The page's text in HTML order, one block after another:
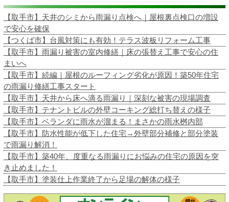
【取手市】天井のシミから雨漏り点検へ｜屋根裏点検口の増設
で安心を確保
【つくば市】台風対策にも有効！テラス波板リフォーム工事
【取手市】雨漏り被害の室内修繕｜床の張替え工事で安心の住
まいへ
【取手市】続編｜屋根のルーフィング劣化が原因！築50年住宅
の雨漏り修繕工事スタート
【取手市】天井から床へ滴る雨漏り｜深刻な被害の現場調査
【取手市】テナントビルの外壁コーキング総打ち替えの様子
【取手市】ベランダに雨水が溜まる！まさかの雨水桝内部
【取手市】防水性能が低下した住宅→外壁部分補修と部分塗装
で雨漏り解消！
【取手市】築40年、度重なる雨漏りにお悩みの住宅の原因を突
き止めました！
【取手市】塗装仕上作業終了から足場の解体の様子